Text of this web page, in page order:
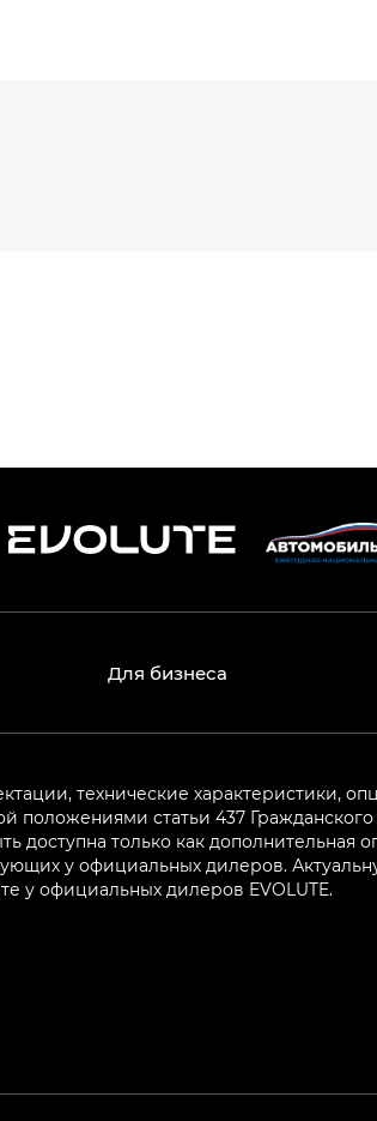
Для бизнеса
технические характеристики,
положениями статьи 437
доступна только как дополнительная
у официальных дилеров.
у официальных дилеров EVOLUTE.